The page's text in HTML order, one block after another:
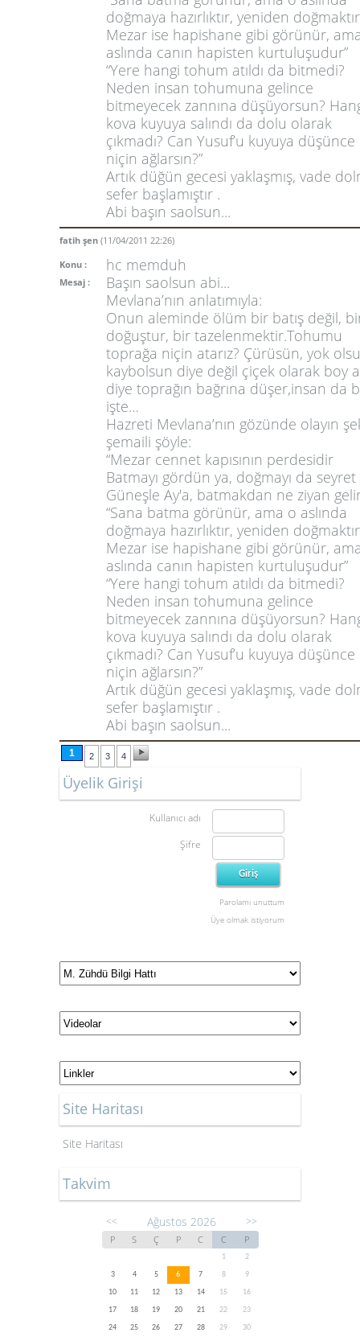
doğmaya hazırlıktır, yeniden doğmaktır
Mezar ise hapishane gibi görünür,
aslında canın hapisten kurtuluşudur”
“Yere hangi tohum atıldı da bitmedi?
Neden insan tohumuna gelince
bitmeyecek zannına düşüyorsun?
kova kuyuya salındı da dolu olarak
çıkmadı? Can Yusuf’u kuyuya düşünce
niçin ağlarsın?”
Artık düğün gecesi yaklaşmış, vade
sefer başlamıştır .
Abi başın saolsun...
fatih şen (11/04/2011 22:26)
Konu :
hc memduh
Mesaj :
Başın saolsun abi...
Mevlana’nın anlatımıyla:
Onun aleminde ölüm bir batış değil,
doğuştur, bir tazelenmektir.Tohumu
toprağa niçin atarız? Çürüsün, yok
kaybolsun diye değil çiçek olarak boy
diye toprağın bağrına düşer,insan da
işte…
Hazreti Mevlana’nın gözünde olayın
şemaili şöyle:
“Mezar cennet kapısının perdesidir
Batmayı gördün ya, doğmayı da seyret
Güneşle Ay'a, batmakdan ne ziyan
“Sana batma görünür, ama o aslında
doğmaya hazırlıktır, yeniden doğmaktır
Mezar ise hapishane gibi görünür,
aslında canın hapisten kurtuluşudur”
“Yere hangi tohum atıldı da bitmedi?
Neden insan tohumuna gelince
bitmeyecek zannına düşüyorsun?
kova kuyuya salındı da dolu olarak
çıkmadı? Can Yusuf’u kuyuya düşünce
niçin ağlarsın?”
Artık düğün gecesi yaklaşmış, vade
sefer başlamıştır .
Abi başın saolsun...
1 2 3 4
Üyelik Girişi
Kullanıcı adı
Şifre
Parolamı unuttum
Üye olmak istiyorum
Site Haritası
Site Haritası
Takvim
<< Ağustos 2026 >>
P S Ç P C C P
1
2
3
4 5 6 7 8
9
10
11 12 13 14 15
16
17
18 19 20 21 22
23
24
25 26 27 28 29 30